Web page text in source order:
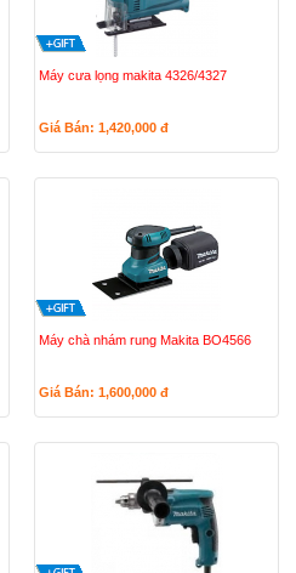
Máy cưa lọng makita 4326/4327
Giá Bán: 1,420,000 đ
Máy chà nhám rung Makita BO4566
Giá Bán: 1,600,000 đ